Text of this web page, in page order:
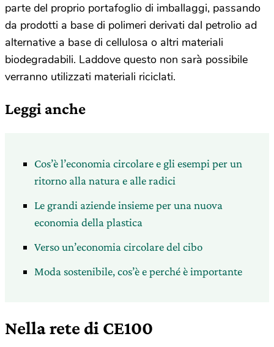
parte del proprio portafoglio di imballaggi, passando
da prodotti a base di polimeri derivati dal petrolio ad
alternative a base di cellulosa o altri materiali
biodegradabili. Laddove questo non sarà possibile
verranno utilizzati materiali riciclati.
Leggi anche
Cos’è l’economia circolare e gli esempi per un
ritorno alla natura e alle radici
Le grandi aziende insieme per una nuova
economia della plastica
Verso un’economia circolare del cibo
Moda sostenibile, cos’è e perché è importante
Nella rete di CE100